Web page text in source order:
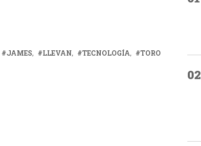
JAMES LLEVAN TECNOLOGÍA TORO
02